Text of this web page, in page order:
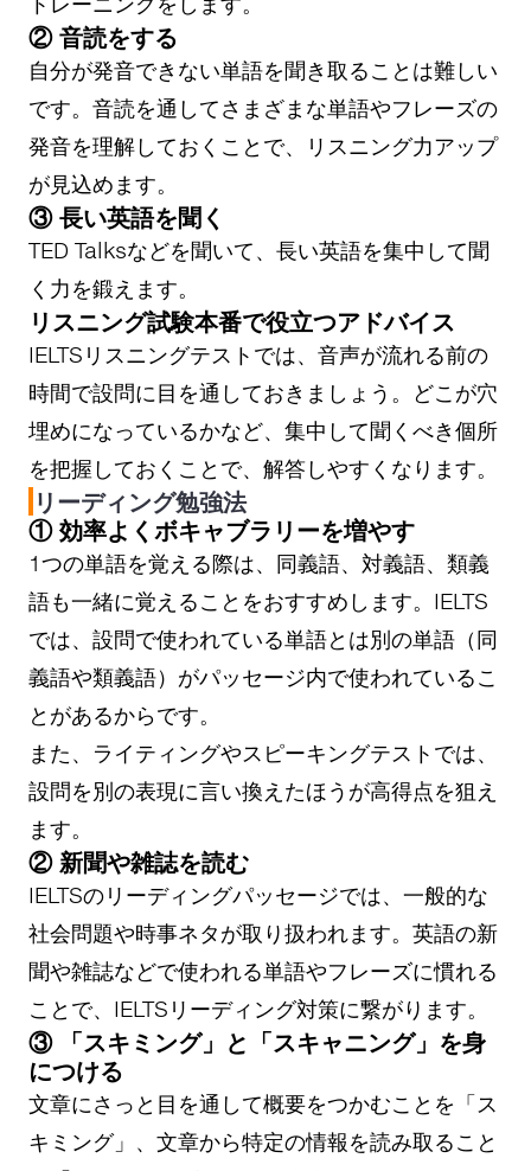
② 音読をする
自分が発音できない単語を聞き取ることは難しい
です。音読を通してさまざまな単語やフレーズの
発音を理解しておくことで、リスニング力アップ
が見込めます。
③ 長い英語を聞く
TED Talksなどを聞いて、長い英語を集中して聞
く力を鍛えます。
リスニング試験本番で役立つアドバイス
IELTSリスニングテストでは、音声が流れる前の
時間で設問に目を通しておきましょう。どこが穴
埋めになっているかなど、集中して聞くべき個所
を把握しておくことで、解答しやすくなります。
リーディング勉強法
① 効率よくボキャブラリーを増やす
1つの単語を覚える際は、同義語、対義語、類義
語も一緒に覚えることをおすすめします。IELTS
では、設問で使われている単語とは別の単語（同
義語や類義語）がパッセージ内で使われているこ
とがあるからです。
また、ライティングやスピーキングテストでは、
設問を別の表現に言い換えたほうが高得点を狙え
ます。
② 新聞や雑誌を読む
IELTSのリーディングパッセージでは、一般的な
社会問題や時事ネタが取り扱われます。英語の新
聞や雑誌などで使われる単語やフレーズに慣れる
ことで、IELTSリーディング対策に繋がります。
③ 「スキミング」と「スキャニング」を身
につける
文章にさっと目を通して概要をつかむことを「ス
キミング」、文章から特定の情報を読み取ること